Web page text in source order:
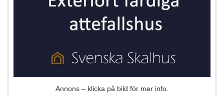
Annons – klicka på bild för mer info.